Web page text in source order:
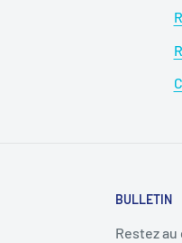
BULLETIN
Restez